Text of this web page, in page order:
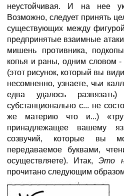
неустойчивая. И на нее
Возможно, следует принять
существующих между
предпринятые взаимные
мишень противника,
копья и раны, одним словом
(этот рисунок, который вы
несомненно, узнаете, чьи
едва удалось
субстанционально с... не
же материю что и...)
принадлежащее вашему
созвучий, которые вы
передаваемое буквами,
осуществляете). Итак,Это
прочитано следующим